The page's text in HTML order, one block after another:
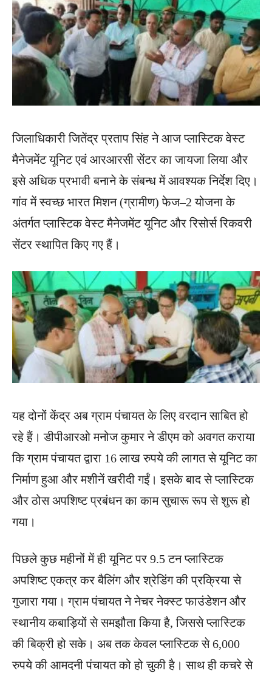
जिलाधिकारी जितेंद्र प्रताप सिंह ने आज प्लास्टिक वेस्ट
मैनेजमेंट यूनिट एवं आरआरसी सेंटर का जायजा लिया और
इसे अधिक प्रभावी बनाने के संबन्ध में आवश्यक निर्देश दिए।
गांव में स्वच्छ भारत मिशन (ग्रामीण) फेज–2 योजना के
अंतर्गत प्लास्टिक वेस्ट मैनेजमेंट यूनिट और रिसोर्स रिकवरी
सेंटर स्थापित किए गए हैं।
यह दोनों केंद्र अब ग्राम पंचायत के लिए वरदान साबित हो
रहे हैं। डीपीआरओ मनोज कुमार ने डीएम को अवगत कराया
कि ग्राम पंचायत द्वारा 16 लाख रुपये की लागत से यूनिट का
निर्माण हुआ और मशीनें खरीदी गईं। इसके बाद से प्लास्टिक
और ठोस अपशिष्ट प्रबंधन का काम सुचारू रूप से शुरू हो
गया।
पिछले कुछ महीनों में ही यूनिट पर 9.5 टन प्लास्टिक
अपशिष्ट एकत्र कर बैलिंग और श्रेडिंग की प्रक्रिया से
गुजारा गया। ग्राम पंचायत ने नेचर नेक्स्ट फाउंडेशन और
स्थानीय कबाड़ियों से समझौता किया है, जिससे प्लास्टिक
की बिक्री हो सके। अब तक केवल प्लास्टिक से 6,000
रुपये की आमदनी पंचायत को हो चुकी है। साथ ही कचरे से